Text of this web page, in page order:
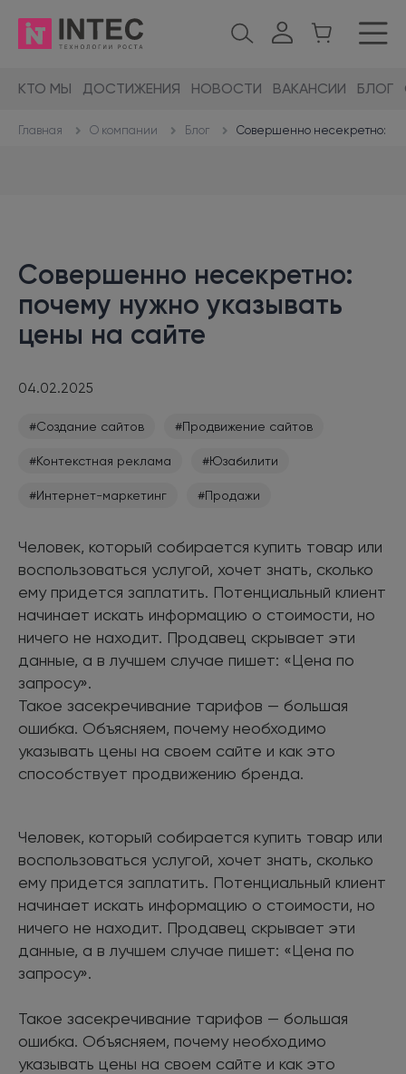
КТО МЫ ДОСТИЖЕНИЯ НОВОСТИ ВАКАНСИИ БЛОГ
Главная О компании Блог Совершенно несекретно:
Совершенно несекретно:
почему нужно указывать
цены на сайте
04.02.2025
#Создание сайтов #Продвижение сайтов
#Контекстная реклама #Юзабилити
#Интернет-маркетинг #Продажи
Человек, который собирается купить товар или
воспользоваться услугой, хочет знать, сколько
ему придется заплатить. Потенциальный клиент
начинает искать информацию о стоимости, но
ничего не находит. Продавец скрывает эти
данные, а в лучшем случае пишет: «Цена по
запросу».
Такое засекречивание тарифов — большая
ошибка. Объясняем, почему необходимо
указывать цены на своем сайте и как это
способствует продвижению бренда.
Человек, который собирается купить товар или
воспользоваться услугой, хочет знать, сколько
ему придется заплатить. Потенциальный клиент
начинает искать информацию о стоимости, но
ничего не находит. Продавец скрывает эти
данные, а в лучшем случае пишет: «Цена по
запросу».
Такое засекречивание тарифов — большая
ошибка. Объясняем, почему необходимо
указывать цены на своем сайте и как это